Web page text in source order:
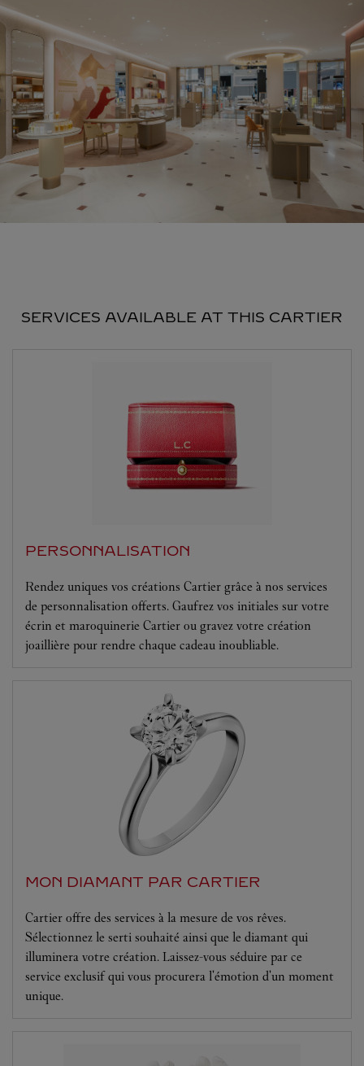
SERVICES AVAILABLE AT THIS CARTIER
PERSONNALISATION
Rendez uniques vos créations Cartier grâce à nos services
de personnalisation offerts. Gaufrez vos initiales sur votre
écrin et maroquinerie Cartier ou gravez votre création
joaillière pour rendre chaque cadeau inoubliable.
MON DIAMANT PAR CARTIER
Cartier offre des services à la mesure de vos rêves.
Sélectionnez le serti souhaité ainsi que le diamant qui
illuminera votre création. Laissez-vous séduire par ce
service exclusif qui vous procurera l'émotion d'un moment
unique.